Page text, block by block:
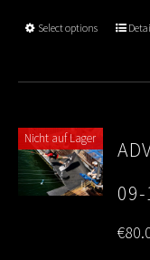
Select options
Nicht auf Lager
€